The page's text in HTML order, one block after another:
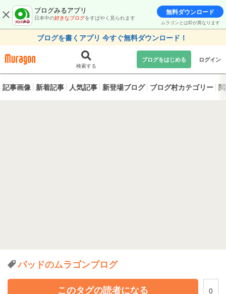
ブログみるアプリ
日本中の好きなブログをすばやく見られます
無料ダウンロード
ムラゴンとはIDが異なります
ブログを書くアプリ 今すぐ無料ダウンロード！
検索する
ブログをはじめる ログイン
記事画像 新着記事 人気記事 新登場ブログ ブログ村カテゴリー
パッドのムラゴンブログ
このタグの読者になる
0